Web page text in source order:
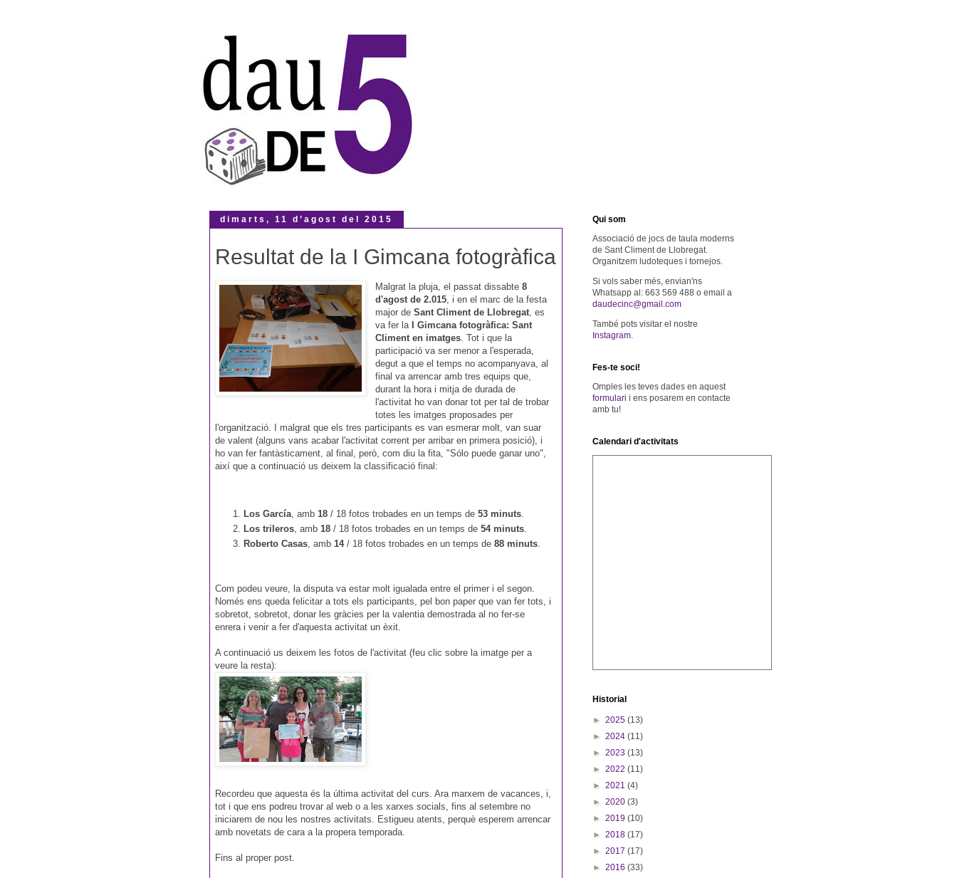
dimarts, 11 d’agost del 2015
Resultat de la I Gimcana fotogràfica
Malgrat la pluja, el passat dissabte8
d'agost de 2.015 , i en el marc de la festa
major de Sant Climent de Llobregat , es
va fer la I Gimcana fotogràfica: Sant
Climent en imatges . Tot i que la
participació va ser menor a l'esperada,
degut a que el temps no acompanyava, al
final va arrencar amb tres equips que,
durant la hora i mitja de durada de
l'activitat ho van donar tot per tal de trobar
totes les imatges proposades per
l'organització. I malgrat que els tres participants es van esmerar molt, van suar
de valent (alguns vans acabar l'activitat corrent per arribar en primera posició), i
ho van fer fantàsticament, al final, però, com diu la fita, "Sólo puede ganar uno",
així que a continuació us deixem la classificació final:
Los García , amb 18 / 18 fotos trobades en un temps de 53 minuts
Los trileros, amb 18 / 18 fotos trobades en un temps de 54 minuts.
Roberto Casas, amb 14 / 18 fotos trobades en un temps de 88 minuts.
Com podeu veure, la disputa va estar molt igualada entre el primer i el segon.
Només ens queda felicitar a tots els participants, pel bon paper que van fer tots, i
sobretot, sobretot, donar les gràcies per la valentia demostrada al no fer-se
enrera i venir a fer d'aquesta activitat un èxit.
A continuació us deixem les fotos de l'activitat (feu clic sobre la imatge per a
veure la resta):
Recordeu que aquesta és la última activitat del curs. Ara marxem de vacances, i,
tot i que ens podreu trovar al web o a les xarxes socials, fins al setembre no
iniciarem de nou les nostres activitats. Estigueu atents, perquè esperem arrencar
amb novetats de cara a la propera temporada.
Fins al proper post.
Qui som
Associació de jocs de taula moderns
de Sant Climent de Llobregat.
Organitzem ludoteques i tornejos.
Si vols saber més, envian'ns
Whatsapp al: 663 569 488 o email a
daudecinc@gmail.com
També pots visitar el nostre
Instagram.
Fes-te soci!
Omples les teves dades en aquest
formulari i ens posarem en contacte
amb tu!
Calendari d'activitats
Historial
► 2025 (13)
► 2024 (11)
► 2023 (13)
► 2022 (11)
► 2021 (4)
► 2020 (3)
► 2019 (10)
► 2018 (17)
► 2017 (17)
► 2016 (33)